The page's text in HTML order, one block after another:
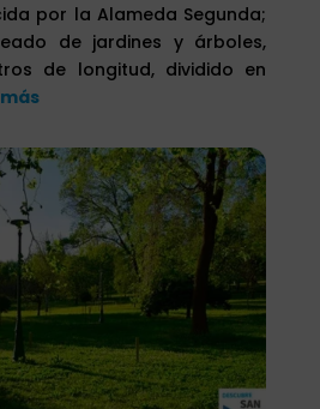
por la Alameda Segunda;
de jardines y árboles,
de longitud, dividido en